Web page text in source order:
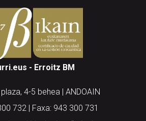
- Erroitz BM
plaza, 4-5 behea | ANDOAIN
732 | Faxa: 943 300 731
| idazkaritza@aiurri.eus